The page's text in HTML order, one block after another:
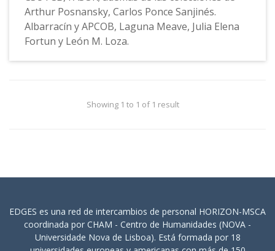
Arthur Posnansky, Carlos Ponce Sanjinés.
Albarracín y APCOB, Laguna Meave, Julia Elena
Fortun y León M. Loza.
Showing 1 to 1 of 1 result
EDGES es una red de intercambios de personal HORIZON-MSCA
coordinada por CHAM - Centro de Humanidades (NOVA -
Universidade Nova de Lisboa). Está formada por 18